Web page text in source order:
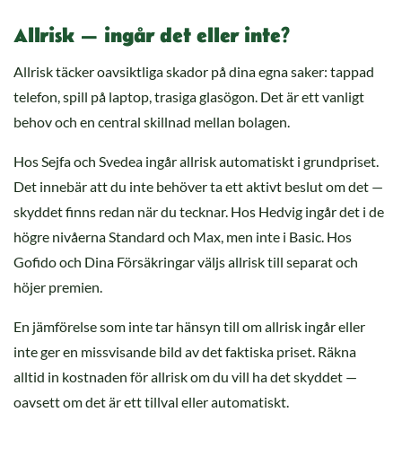
Allrisk — ingår det eller inte?
Allrisk täcker oavsiktliga skador på dina egna saker: tappad
telefon, spill på laptop, trasiga glasögon. Det är ett vanligt
behov och en central skillnad mellan bolagen.
Hos Sejfa och Svedea ingår allrisk automatiskt i grundpriset.
Det innebär att du inte behöver ta ett aktivt beslut om det —
skyddet finns redan när du tecknar. Hos Hedvig ingår det i de
högre nivåerna Standard och Max, men inte i Basic. Hos
Gofido och Dina Försäkringar väljs allrisk till separat och
höjer premien.
En jämförelse som inte tar hänsyn till om allrisk ingår eller
inte ger en missvisande bild av det faktiska priset. Räkna
alltid in kostnaden för allrisk om du vill ha det skyddet —
oavsett om det är ett tillval eller automatiskt.